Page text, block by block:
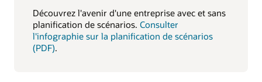
Découvrez l'avenir d'une entreprise avec et sans
planification de scénarios. Consulter
l'infographie sur la planification de scénarios
(PDF).